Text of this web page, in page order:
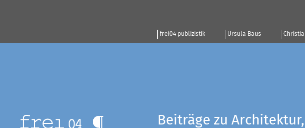
frei04 publizistik Ursula Baus
Beiträge zu